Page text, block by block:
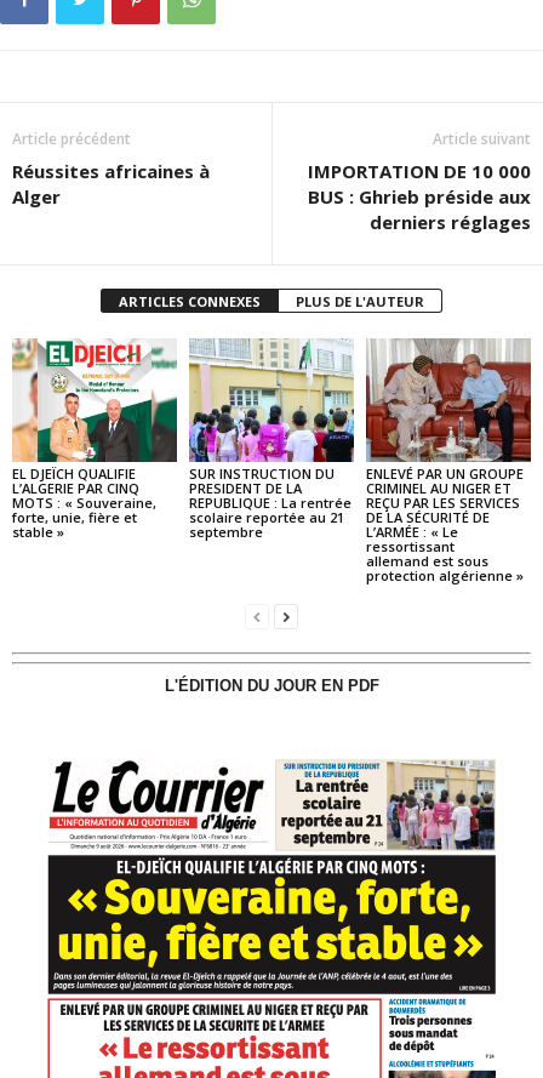
Article précédent
Réussites africaines à
Alger
Article suivant
IMPORTATION DE 10 000
BUS : Ghrieb préside aux
derniers réglages
ARTICLES CONNEXES PLUS DE L'AUTEUR
EL DJEÏCH QUALIFIE
L’ALGERIE PAR CINQ
MOTS : « Souveraine,
forte, unie, fière et
stable »
SUR INSTRUCTION DU
PRESIDENT DE LA
REPUBLIQUE : La rentrée
scolaire reportée au 21
septembre
ENLEVÉ PAR UN GROUPE
CRIMINEL AU NIGER ET
REÇU PAR LES SERVICES
DE LA SÉCURITÉ DE
L’ARMÉE : « Le
ressortissant
allemand est sous
protection algérienne »
L'ÉDITION DU JOUR EN PDF